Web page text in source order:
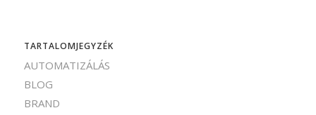
TARTALOMJEGYZÉK
AUTOMATIZÁLÁS
BLOG
BRAND